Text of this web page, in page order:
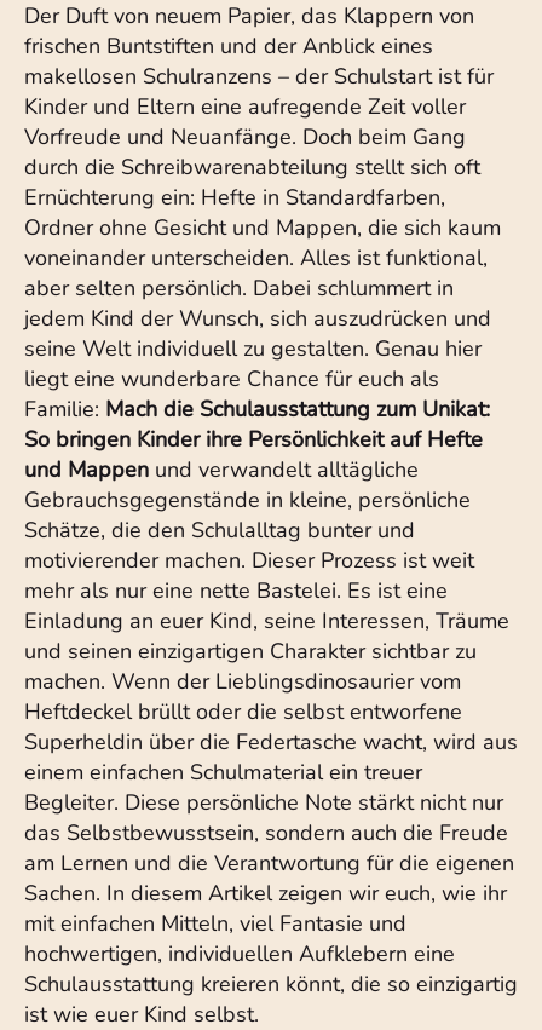
Der Duft von neuem Papier, das Klappern von
frischen Buntstiften und der Anblick eines
makellosen Schulranzens – der Schulstart ist für
Kinder und Eltern eine aufregende Zeit voller
Vorfreude und Neuanfänge. Doch beim Gang
durch die Schreibwarenabteilung stellt sich oft
Ernüchterung ein: Hefte in Standardfarben,
Ordner ohne Gesicht und Mappen, die sich kaum
voneinander unterscheiden. Alles ist funktional,
aber selten persönlich. Dabei schlummert in
jedem Kind der Wunsch, sich auszudrücken und
seine Welt individuell zu gestalten. Genau hier
liegt eine wunderbare Chance für euch als
Familie: Mach die Schulausstattung zum Unikat:
So bringen Kinder ihre Persönlichkeit auf Hefte
und Mappen und verwandelt alltägliche
Gebrauchsgegenstände in kleine, persönliche
Schätze, die den Schulalltag bunter und
motivierender machen. Dieser Prozess ist weit
mehr als nur eine nette Bastelei. Es ist eine
Einladung an euer Kind, seine Interessen, Träume
und seinen einzigartigen Charakter sichtbar zu
machen. Wenn der Lieblingsdinosaurier vom
Heftdeckel brüllt oder die selbst entworfene
Superheldin über die Federtasche wacht, wird aus
einem einfachen Schulmaterial ein treuer
Begleiter. Diese persönliche Note stärkt nicht nur
das Selbstbewusstsein, sondern auch die Freude
am Lernen und die Verantwortung für die eigenen
Sachen. In diesem Artikel zeigen wir euch, wie ihr
mit einfachen Mitteln, viel Fantasie und
hochwertigen, individuellen Aufklebern eine
Schulausstattung kreieren könnt, die so einzigartig
ist wie euer Kind selbst.